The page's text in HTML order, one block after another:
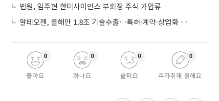
법원, 임주현 한미사이언스 부회장 주식 가압류
알테오젠, 올해만 1.8조 기술수출…특허·계약·상업화 ‘삼박자’
좋아요
0
화나요
0
슬퍼요
0
추가취재 원해요
0